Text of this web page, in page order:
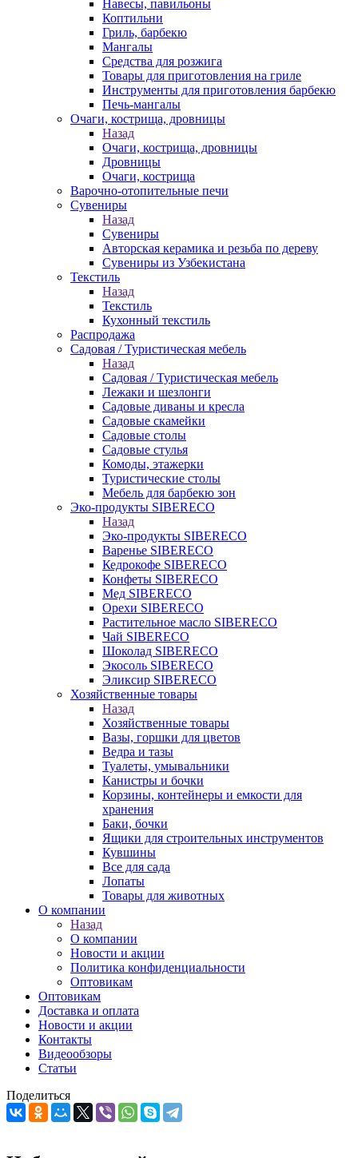
Навесы, павильоны
Коптильни
Гриль, барбекю
Мангалы
Средства для розжига
Товары для приготовления на гриле
Инструменты для приготовления барбекю
Печь-мангалы
Очаги, кострища, дровницы
Назад
Очаги, кострища, дровницы
Дровницы
Очаги, кострища
Варочно-отопительные печи
Сувениры
Назад
Сувениры
Авторская керамика и резьба по дереву
Сувениры из Узбекистана
Текстиль
Назад
Текстиль
Кухонный текстиль
Распродажа
Садовая / Туристическая мебель
Назад
Садовая / Туристическая мебель
Лежаки и шезлонги
Садовые диваны и кресла
Садовые скамейки
Садовые столы
Садовые стулья
Комоды, этажерки
Туристические столы
Мебель для барбекю зон
Эко-продукты SIBERECO
Назад
Эко-продукты SIBERECO
Варенье SIBERECO
Кедрокофе SIBERECO
Конфеты SIBERECO
Мед SIBERECO
Орехи SIBERECO
Растительное масло SIBERECO
Чай SIBERECO
Шоколад SIBERECO
Экосоль SIBERECO
Эликсир SIBERECO
Хозяйственные товары
Назад
Хозяйственные товары
Вазы, горшки для цветов
Ведра и тазы
Туалеты, умывальники
Канистры и бочки
Корзины, контейнеры и емкости для
хранения
Баки, бочки
Ящики для строительных инструментов
Кувшины
Все для сада
Лопаты
Товары для животных
О компании
Назад
О компании
Новости и акции
Политика конфиденциальности
Оптовикам
Оптовикам
Доставка и оплата
Новости и акции
Контакты
Видеообзоры
Статьи
Поделиться